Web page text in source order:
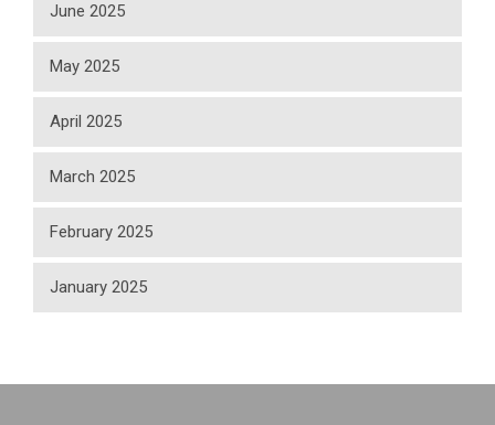
June 2025
May 2025
April 2025
March 2025
February 2025
January 2025